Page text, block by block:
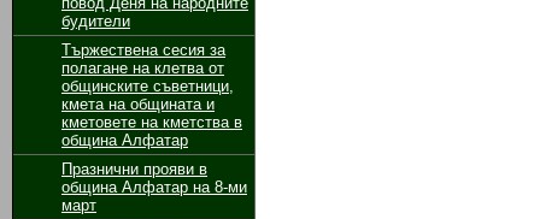
будители
Тържествена сесия за
полагане на клетва от
общинските съветници,
кмета на общината и
кметовете на кметства в
община Алфатар
Празнични прояви в
община Алфатар на 8-ми
март